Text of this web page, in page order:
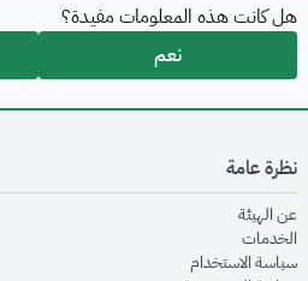
هل كانت هذه المعلومات مفيدة؟
نعم
نظرة عامة
عن الهيئةopens in new window
الخدماتopens in new window
سياسة الاستخدام